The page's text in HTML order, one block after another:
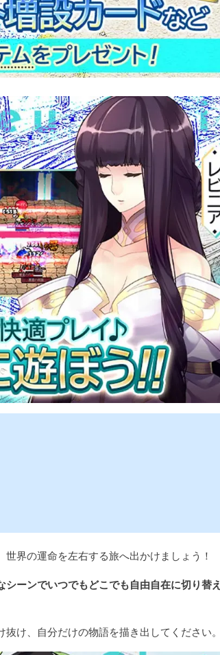
世界の運命を左右する旅へ出かけましょう！
ーンでいつでもどこでも自由自在に切り替え
け、自分だけの物語を描き出してください。